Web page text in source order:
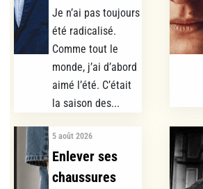
Je n’ai pas toujours
été radicalisé.
Comme tout le
monde, j’ai d’abord
aimé l’été. C’était
la saison des...
5 août 2026
Enlever ses
chaussures